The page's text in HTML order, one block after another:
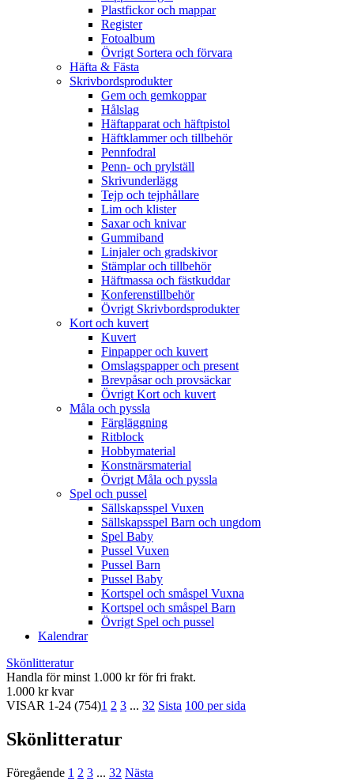
Plastfickor och mappar
Register
Fotoalbum
Övrigt Sortera och förvara
Häfta & Fästa
Skrivbordsprodukter
Gem och gemkoppar
Hålslag
Häftapparat och häftpistol
Häftklammer och tillbehör
Pennfodral
Penn- och prylställ
Skrivunderlägg
Tejp och tejphållare
Lim och klister
Saxar och knivar
Gummiband
Linjaler och gradskivor
Stämplar och tillbehör
Häftmassa och fästkuddar
Konferenstillbehör
Övrigt Skrivbordsprodukter
Kort och kuvert
Kuvert
Finpapper och kuvert
Omslagspapper och present
Brevpåsar och provsäckar
Övrigt Kort och kuvert
Måla och pyssla
Färgläggning
Ritblock
Hobbymaterial
Konstnärsmaterial
Övrigt Måla och pyssla
Spel och pussel
Sällskapsspel Vuxen
Sällskapsspel Barn och ungdom
Spel Baby
Pussel Vuxen
Pussel Barn
Pussel Baby
Kortspel och småspel Vuxna
Kortspel och småspel Barn
Övrigt Spel och pussel
Kalendrar
Skönlitteratur
Handla för minst 1.000 kr för fri frakt.
1.000 kr kvar
VISAR 1-24 (754)1 2 3 ... 32 Sista 100 per sida
Skönlitteratur
Föregående 1 2 3 ... 32 Nästa